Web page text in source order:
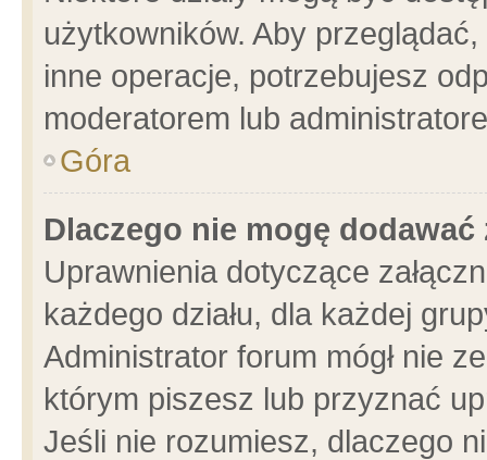
użytkowników. Aby
inne operacje, potrzebujesz
moderatorem lub
Góra
Dlaczego nie mogę dodawać
Uprawnienia dotyczące
każdego działu, dla każdej
Administrator forum mógł nie
którym piszesz lub przyznać
Jeśli nie rozumiesz, dlaczego